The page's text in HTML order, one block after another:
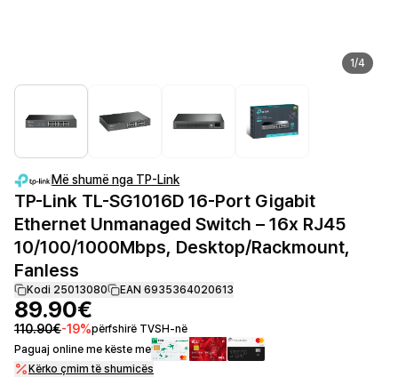
1/4
Më shumë nga TP-Link
TP-Link TL-SG1016D 16-Port Gigabit
Ethernet Unmanaged Switch – 16x RJ45
10/100/1000Mbps, Desktop/Rackmount,
Fanless
Kodi 25013080 EAN 6935364020613
89.90€
110.90€-19%përfshirë TVSH-në
Paguaj online me këste me
Kërko çmim të shumicës